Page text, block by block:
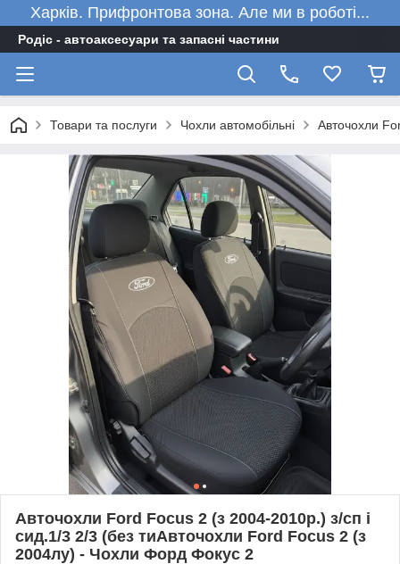
Харків. Прифронтова зона. Але ми в роботі...
Родіс - автоаксесуари та запасні частини
Товари та послуги Чохли автомобільні Авточохли
Авточохли Ford Focus 2 (з 2004-2010р.) з/сп і
сид.1/3 2/3 (без тиАвточохли Ford Focus 2 (з
2004лу) - Чохли Форд Фокус 2